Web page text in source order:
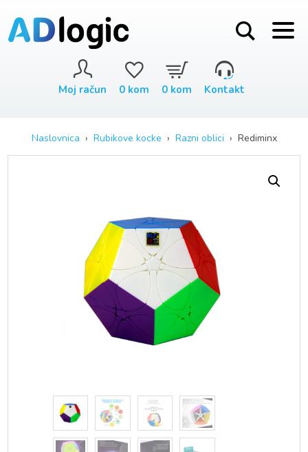
Moj račun 0 kom 0 kom Kontakt
Naslovnica › Rubikove kocke › Razni oblici › Rediminx